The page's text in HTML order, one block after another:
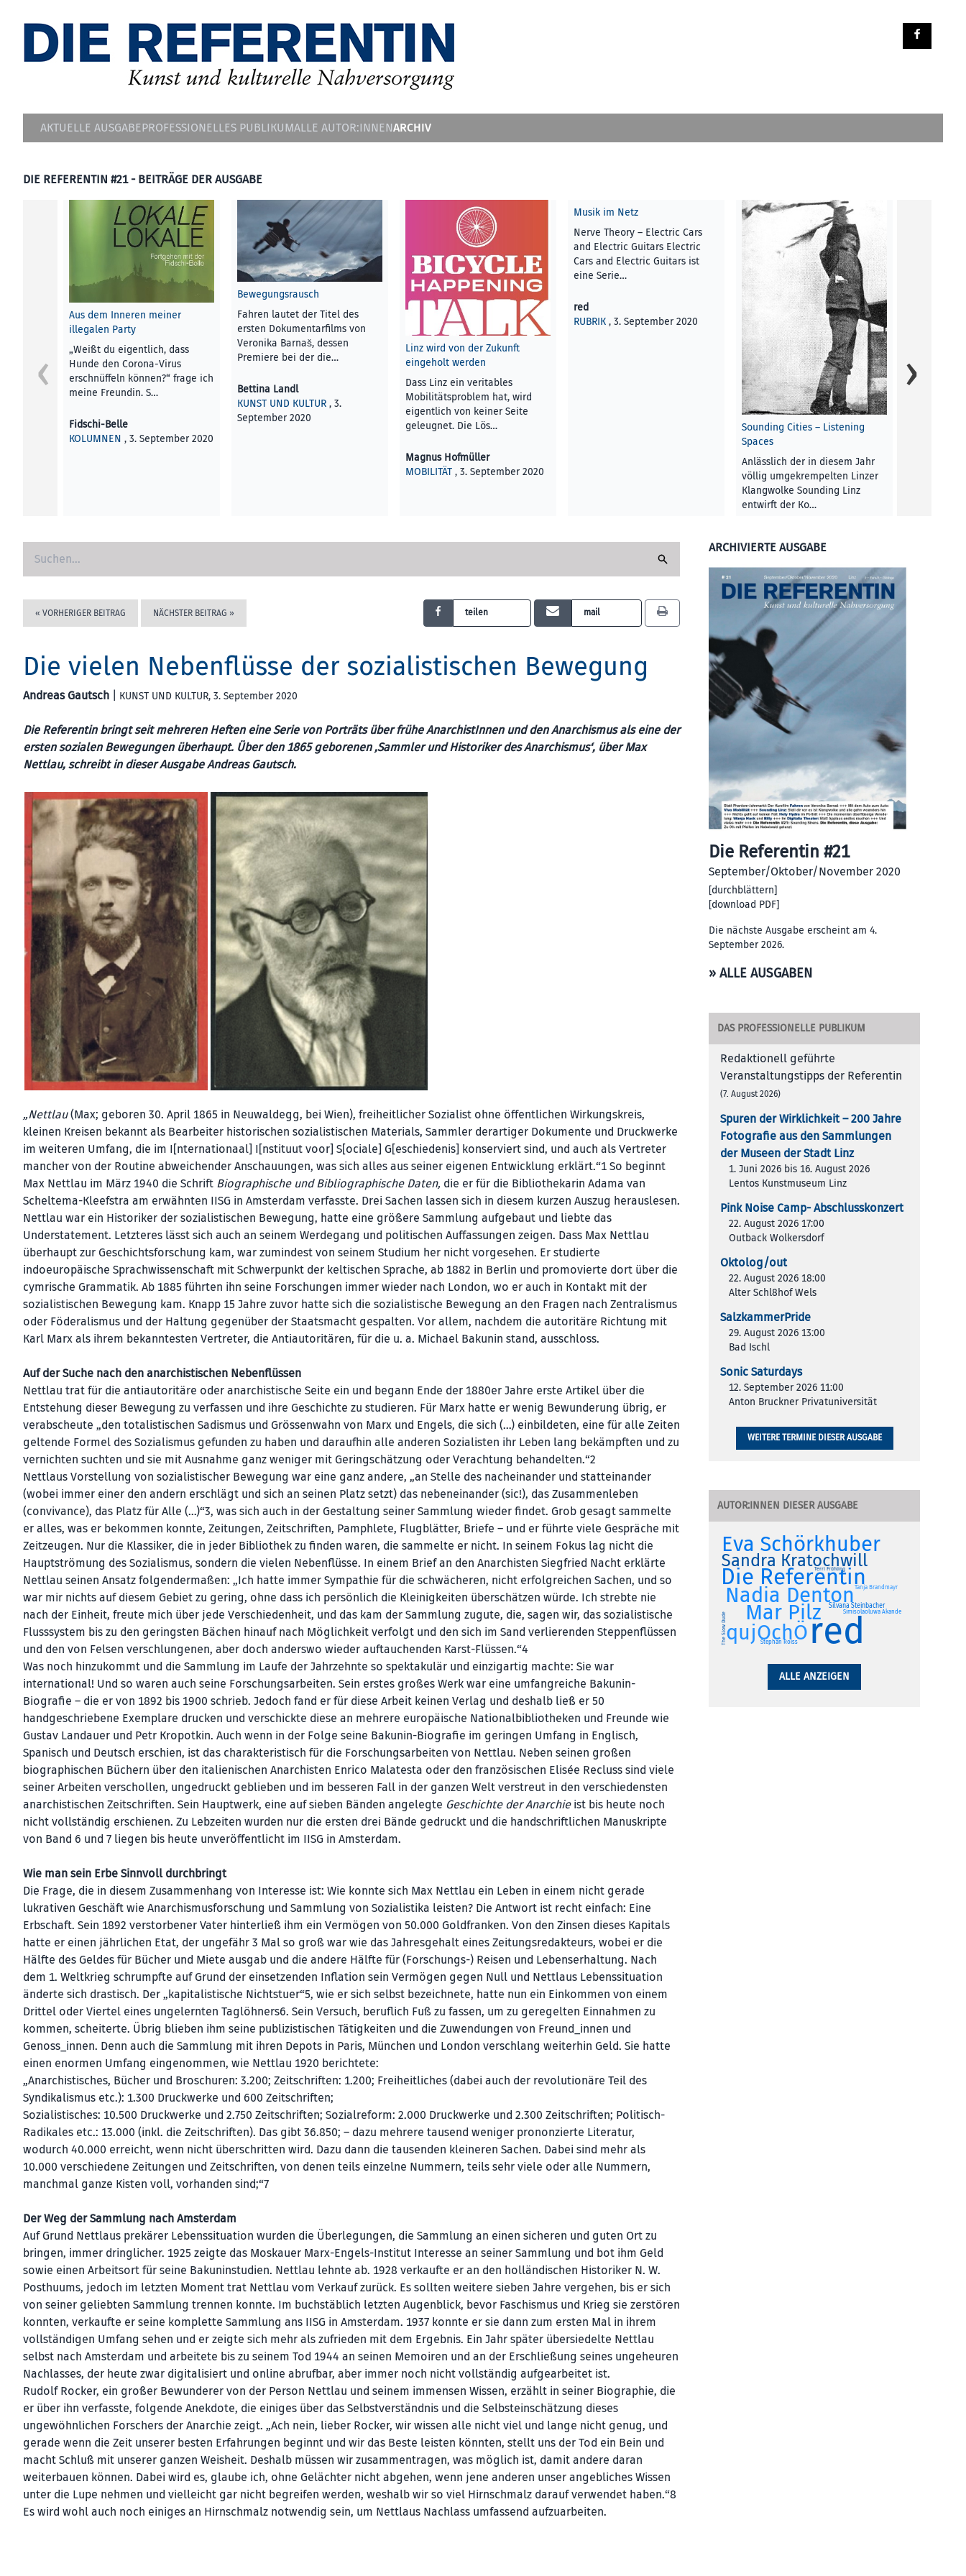
AKTUELLE AUSGABEPROFESSIONELLES PUBLIKUMALLE AUTOR:INNENARCHIV
DIE REFERENTIN #21 - BEITRÄGE DER AUSGABE
Aus dem Inneren meiner
illegalen Party
„Weißt du eigentlich, dass
Hunde den Corona-Virus
erschnüffeln können?“ frage ich
meine Freundin. S…
Fidschi-Belle
KOLUMNEN , 3. September 2020
Bewegungsrausch
Fahren lautet der Titel des
ersten Dokumentarfilms von
Veronika Barnaš, dessen
Premiere bei der die…
Bettina Landl
KUNST UND KULTUR , 3.
September 2020
Linz wird von der Zukunft
eingeholt werden
Dass Linz ein veritables
Mobilitätsproblem hat, wird
eigentlich von keiner Seite
geleugnet. Die Lös…
Magnus Hofmüller
MOBILITÄT , 3. September 2020
Musik im Netz
Nerve Theory – Electric Cars
and Electric Guitars Electric
Cars and Electric Guitars ist
eine Serie…
red
RUBRIK , 3. September 2020
Sounding Cities – Listening
Spaces
Anlässlich der in diesem Jahr
völlig umgekrempelten Linzer
Klangwolke Sounding Linz
entwirft der Ko…
KUNST UND KULTUR
September 2020
dezent
ihre zwei
« VORHERIGER BEITRAG NÄCHSTER BEITRAG » teilen mail
Die vielen Nebenflüsse der sozialistischen Bewegung
Andreas Gautsch KUNST UND KULTUR, 3. September 2020
Die Referentin bringt seit mehreren Heften eine Serie von Porträts über frühe AnarchistInnen und den Anarchismus als eine der
ersten sozialen Bewegungen überhaupt. Über den 1865 geborenen ‚Sammler und Historiker des Anarchismus‘, über Max
Nettlau, schreibt in dieser Ausgabe Andreas Gautsch.
„Nettlau(Max; geboren 30. April 1865 in Neuwaldegg, bei Wien), freiheitlicher Sozialist ohne öffentlichen Wirkungskreis,
kleinen Kreisen bekannt als Bearbeiter historischen sozialistischen Materials, Sammler derartiger Dokumente und Druckwerke
im weiteren Umfang, die im I[nternationaal] I[nstituut voor] S[ociale] G[eschiedenis] konserviert sind, und auch als Vertreter
mancher von der Routine abweichender Anschauungen, was sich alles aus seiner eigenen Entwicklung erklärt.“1 So beginnt
Max Nettlau im März 1940 die Schrift Biographische und Bibliographische Daten, die er für die Bibliothekarin Adama van
Scheltema-Kleefstra am erwähnten IISG in Amsterdam verfasste. Drei Sachen lassen sich in diesem kurzen Auszug herauslesen.
Nettlau war ein Historiker der sozialistischen Bewegung, hatte eine größere Sammlung aufgebaut und liebte das
Understatement. Letzteres lässt sich auch an seinem Werdegang und politischen Auffassungen zeigen. Dass Max Nettlau
überhaupt zur Geschichtsforschung kam, war zumindest von seinem Studium her nicht vorgesehen. Er studierte
indoeuropäische Sprachwissenschaft mit Schwerpunkt der keltischen Sprache, ab 1882 in Berlin und promovierte dort über die
cymrische Grammatik. Ab 1885 führten ihn seine Forschungen immer wieder nach London, wo er auch in Kontakt mit der
sozialistischen Bewegung kam. Knapp 15 Jahre zuvor hatte sich die sozialistische Bewegung an den Fragen nach Zentralismus
oder Föderalismus und der Haltung gegenüber der Staatsmacht gespalten. Vor allem, nachdem die autoritäre Richtung mit
Karl Marx als ihrem bekanntesten Vertreter, die Antiautoritären, für die u. a. Michael Bakunin stand, ausschloss.
Auf der Suche nach den anarchistischen Nebenflüssen
Nettlau trat für die antiautoritäre oder anarchistische Seite ein und begann Ende der 1880er Jahre erste Artikel über die
Entstehung dieser Bewegung zu verfassen und ihre Geschichte zu studieren. Für Marx hatte er wenig Bewunderung übrig, er
verabscheute „den totalistischen Sadismus und Grössenwahn von Marx und Engels, die sich (…) einbildeten, eine für alle Zeiten
geltende Formel des Sozialismus gefunden zu haben und daraufhin alle anderen Sozialisten ihr Leben lang bekämpften und zu
vernichten suchten und sie mit Ausnahme ganz weniger mit Geringschätzung oder Verachtung behandelten.“2
Nettlaus Vorstellung von sozialistischer Bewegung war eine ganz andere, „an Stelle des nacheinander und statteinander
(wobei immer einer den andern erschlägt und sich an seinen Platz setzt) das nebeneinander (sic!), das Zusammenleben
(convivance), das Platz für Alle (…)“3, was sich auch in der Gestaltung seiner Sammlung wieder findet. Grob gesagt sammelte
er alles, was er bekommen konnte, Zeitungen, Zeitschriften, Pamphlete, Flugblätter, Briefe – und er führte viele Gespräche mit
Zeitzeugen. Nur die Klassiker, die in jeder Bibliothek zu finden waren, die sammelte er nicht. In seinem Fokus lag nicht die
Hauptströmung des Sozialismus, sondern die vielen Nebenflüsse. In einem Brief an den Anarchisten Siegfried Nacht erklärte
Nettlau seinen Ansatz folgendermaßen: „Ich hatte immer Sympathie für die schwächeren, nicht erfolgreichen Sachen, und so
war mir nichts auf diesem Gebiet zu gering, ohne dass ich persönlich die Kleinigkeiten überschätzen würde. Ich strebte nie
nach der Einheit, freute mich über jede Verschiedenheit, und das kam der Sammlung zugute, die, sagen wir, das sozialistische
Flusssystem bis zu den geringsten Bächen hinauf nach Möglichkeit verfolgt und den sich im Sand verlierenden Steppenflüssen
und den von Felsen verschlungenen, aber doch anderswo wieder auftauchenden Karst-Flüssen.“4
Was noch hinzukommt und die Sammlung im Laufe der Jahrzehnte so spektakulär und einzigartig machte: Sie war
international! Und so waren auch seine Forschungsarbeiten. Sein erstes großes Werk war eine umfangreiche Bakunin-
Biografie – die er von 1892 bis 1900 schrieb. Jedoch fand er für diese Arbeit keinen Verlag und deshalb ließ er 50
handgeschriebene Exemplare drucken und verschickte diese an mehrere europäische Nationalbibliotheken und Freunde wie
Gustav Landauer und Petr Kropotkin. Auch wenn in der Folge seine Bakunin-Biografie im geringen Umfang in Englisch,
Spanisch und Deutsch erschien, ist das charakteristisch für die Forschungsarbeiten von Nettlau. Neben seinen großen
biographischen Büchern über den italienischen Anarchisten Enrico Malatesta oder den französischen Elisée Recluss sind viele
seiner Arbeiten verschollen, ungedruckt geblieben und im besseren Fall in der ganzen Welt verstreut in den verschiedensten
anarchistischen Zeitschriften. Sein Hauptwerk, eine auf sieben Bänden angelegte Geschichte der Anarchieist bis heute noch
nicht vollständig erschienen. Zu Lebzeiten wurden nur die ersten drei Bände gedruckt und die handschriftlichen Manuskripte
von Band 6 und 7 liegen bis heute unveröffentlicht im IISG in Amsterdam.
Wie man sein Erbe Sinnvoll durchbringt
Die Frage, die in diesem Zusammenhang von Interesse ist: Wie konnte sich Max Nettlau ein Leben in einem nicht gerade
lukrativen Geschäft wie Anarchismusforschung und Sammlung von Sozialistika leisten? Die Antwort ist recht einfach: Eine
Erbschaft. Sein 1892 verstorbener Vater hinterließ ihm ein Vermögen von 50.000 Goldfranken. Von den Zinsen dieses Kapitals
hatte er einen jährlichen Etat, der ungefähr 3 Mal so groß war wie das Jahresgehalt eines Zeitungsredakteurs, wobei er die
Hälfte des Geldes für Bücher und Miete ausgab und die andere Hälfte für (Forschungs-) Reisen und Lebenserhaltung. Nach
dem 1. Weltkrieg schrumpfte auf Grund der einsetzenden Inflation sein Vermögen gegen Null und Nettlaus Lebenssituation
änderte sich drastisch. Der „kapitalistische Nichtstuer“5, wie er sich selbst bezeichnete, hatte nun ein Einkommen von einem
Drittel oder Viertel eines ungelernten Taglöhners6. Sein Versuch, beruflich Fuß zu fassen, um zu geregelten Einnahmen zu
kommen, scheiterte. Übrig blieben ihm seine publizistischen Tätigkeiten und die Zuwendungen von Freund_innen und
Genoss_innen. Denn auch die Sammlung mit ihren Depots in Paris, München und London verschlang weiterhin Geld. Sie hatte
einen enormen Umfang eingenommen, wie Nettlau 1920 berichtete:
„Anarchistisches, Bücher und Broschuren: 3.200; Zeitschriften: 1.200; Freiheitliches (dabei auch der revolutionäre Teil des
Syndikalismus etc.): 1.300 Druckwerke und 600 Zeitschriften;
Sozialistisches: 10.500 Druckwerke und 2.750 Zeitschriften; Sozialreform: 2.000 Druckwerke und 2.300 Zeitschriften; Politisch-
Radikales etc.: 13.000 (inkl. die Zeitschriften). Das gibt 36.850; – dazu mehrere tausend weniger prononzierte Literatur,
wodurch 40.000 erreicht, wenn nicht überschritten wird. Dazu dann die tausenden kleineren Sachen. Dabei sind mehr als
10.000 verschiedene Zeitungen und Zeitschriften, von denen teils einzelne Nummern, teils sehr viele oder alle Nummern,
manchmal ganze Kisten voll, vorhanden sind;“7
Der Weg der Sammlung nach Amsterdam
Auf Grund Nettlaus prekärer Lebenssituation wurden die Überlegungen, die Sammlung an einen sicheren und guten Ort zu
bringen, immer dringlicher. 1925 zeigte das Moskauer Marx-Engels-Institut Interesse an seiner Sammlung und bot ihm Geld
sowie einen Arbeitsort für seine Bakuninstudien. Nettlau lehnte ab. 1928 verkaufte er an den holländischen Historiker N. W.
Posthuums, jedoch im letzten Moment trat Nettlau vom Verkauf zurück. Es sollten weitere sieben Jahre vergehen, bis er sich
von seiner geliebten Sammlung trennen konnte. Im buchstäblich letzten Augenblick, bevor Faschismus und Krieg sie zerstören
konnten, verkaufte er seine komplette Sammlung ans IISG in Amsterdam. 1937 konnte er sie dann zum ersten Mal in ihrem
vollständigen Umfang sehen und er zeigte sich mehr als zufrieden mit dem Ergebnis. Ein Jahr später übersiedelte Nettlau
selbst nach Amsterdam und arbeitete bis zu seinem Tod 1944 an seinen Me­moiren und an der Erschließung seines un­geheuren
Nachlasses, der heute zwar digitalisiert und online abrufbar, aber immer noch nicht vollständig aufgearbeitet ist.
Rudolf Rocker, ein großer Bewunderer von der Person Nettlau und seinem immensen Wissen, erzählt in seiner Biographie, die
er über ihn verfasste, folgende Anekdote, die einiges über das Selbstverständnis und die Selbsteinschätzung dieses
ungewöhnlichen Forschers der Anarchie zeigt. „Ach nein, lieber Rocker, wir wissen alle nicht viel und lange nicht genug, und
gerade wenn die Zeit unserer besten Erfahrungen beginnt und wir das Beste leisten könnten, stellt uns der Tod ein Bein und
macht Schluß mit unserer ganzen Weisheit. Deshalb müssen wir zusammentragen, was möglich ist, damit andere daran
weiterbauen können. Dabei wird es, glaube ich, ohne Gelächter nicht abgehen, wenn jene anderen unser angebliches Wissen
unter die Lupe nehmen und vielleicht gar nicht begreifen werden, weshalb wir so viel Hirnschmalz darauf verwendet haben.“8
Es wird wohl auch noch einiges an Hirnschmalz notwendig sein, um Nettlaus Nachlass umfassend aufzuarbeiten.
ARCHIVIERTE AUSGABE
Die Referentin #21
September/Oktober/November 2020
[durchblättern]
[download PDF]
Die nächste Ausgabe erscheint am 4.
September 2026.
» ALLE AUSGABEN
DAS PROFESSIONELLE PUBLIKUM
Redaktionell geführte
Veranstaltungstipps der Referentin
(7. August 2026)
Spuren der Wirklichkeit – 200 Jah­re
Foto­gra­fie aus den Samm­lun­gen
der Muse­en der Stadt Linz
1. Juni 2026 bis 16. August 2026
Lentos Kunstmuseum Linz
Pink Noise Camp- Abschlusskonzert
22. August 2026 17:00
Outback Wolkersdorf
Oktolog/out
22. August 2026 18:00
Alter Schl8hof Wels
SalzkammerPride
29. August 2026 13:00
Bad Ischl
Sonic Saturdays
12. September 2026 11:00
Anton Bruckner Privatuniversität
WEITERE TERMINE DIESER AUSGABE
AUTOR:INNEN DIESER AUSGABE
red
Die Referentin
Eva Schörkhuber
Mar Pilz
Nadia Denton
qujOchÖ
Sandra Kratochwill
Silvana Steinbacher
Simisolaoluwa Akande
Stephan Roiss
Tanja Brandmayr
Terri Frühling
The Slow Dude
ALLE ANZEIGEN